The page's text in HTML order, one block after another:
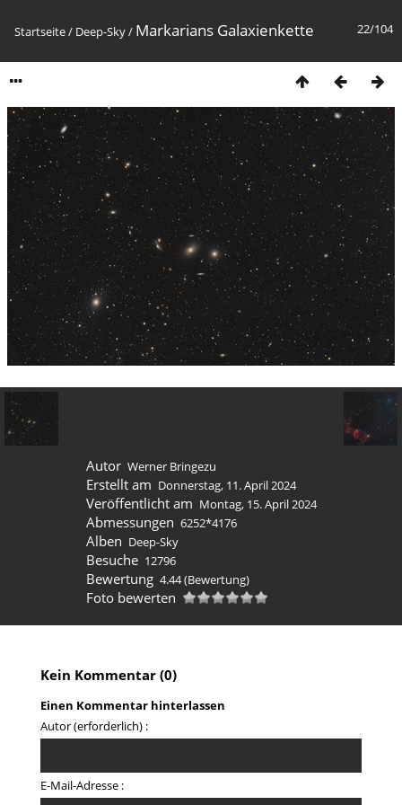
22/104
Startseite/ Deep-Sky/ Markarians Galaxienkette
Autor Werner Bringezu
Erstellt am Donnerstag, 11. April 2024
Veröffentlicht am Montag, 15. April 2024
Abmessungen 6252*4176
Alben Deep-Sky
Besuche 12796
Bewertung 4.44(Bewertung)
Foto bewerten
Kein Kommentar (0)
Einen Kommentar hinterlassen
Autor (erforderlich) :
E-Mail-Adresse :